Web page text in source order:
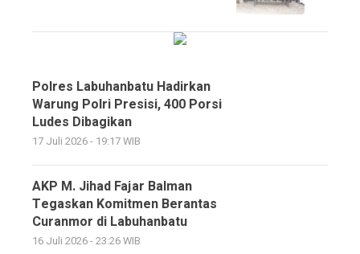
Polres Labuhanbatu Hadirkan
Warung Polri Presisi, 400 Porsi
Ludes Dibagikan
17 Juli 2026 - 19:17 WIB
AKP M. Jihad Fajar Balman
Tegaskan Komitmen Berantas
Curanmor di Labuhanbatu
16 Juli 2026 - 23:26 WIB